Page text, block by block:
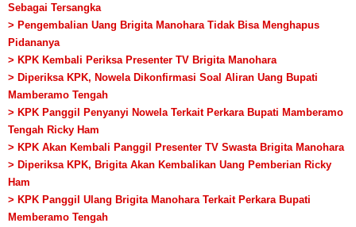
Sebagai Tersangka
> Pengembalian Uang Brigita Manohara Tidak Bisa Menghapus
Pidananya
> KPK Kembali Periksa Presenter TV Brigita Manohara
> Diperiksa KPK, Nowela Dikonfirmasi Soal Aliran Uang Bupati
Mamberamo Tengah
> KPK Panggil Penyanyi Nowela Terkait Perkara Bupati Mamberamo
Tengah Ricky Ham
> KPK Akan Kembali Panggil Presenter TV Swasta Brigita Manohara
> Diperiksa KPK, Brigita Akan Kembalikan Uang Pemberian Ricky
Ham
> KPK Panggil Ulang Brigita Manohara Terkait Perkara Bupati
Memberamo Tengah